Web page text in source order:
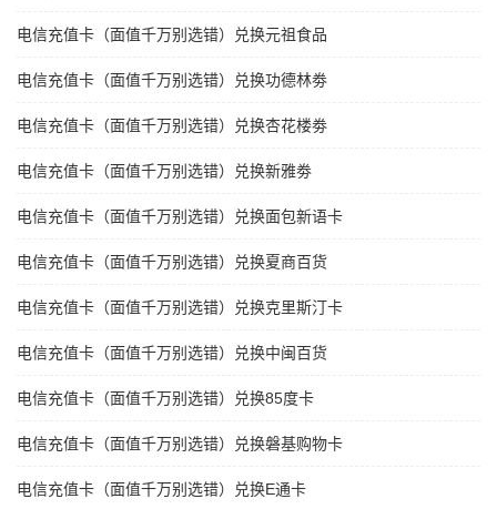
电信充值卡（面值千万别选错）兑换元祖食品
电信充值卡（面值千万别选错）兑换功德林劵
电信充值卡（面值千万别选错）兑换杏花楼劵
电信充值卡（面值千万别选错）兑换新雅劵
电信充值卡（面值千万别选错）兑换面包新语卡
电信充值卡（面值千万别选错）兑换夏商百货
电信充值卡（面值千万别选错）兑换克里斯汀卡
电信充值卡（面值千万别选错）兑换中闽百货
电信充值卡（面值千万别选错）兑换85度卡
电信充值卡（面值千万别选错）兑换磐基购物卡
电信充值卡（面值千万别选错）兑换E通卡